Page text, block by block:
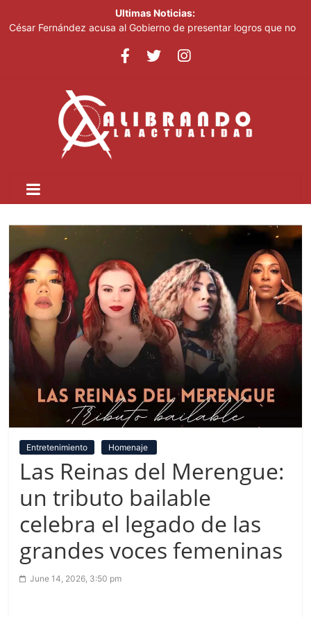
Ultimas Noticias:
César Fernández acusa al Gobierno de presentar logros que no
Dr. Cruz Jiminián recibe primera condecoración de la Casa de
Controlan incendio en inmediaciones de vertedero en Cancino
Johnny Pujols: "Hay decenas de miles de ciudadanos que
quieren inscribirse en el PLD"
Entretenimiento Homenaje
Las Reinas del Merengue:
un tributo bailable
celebra el legado de las
grandes voces femeninas
June 14, 2026, 3:50 pm